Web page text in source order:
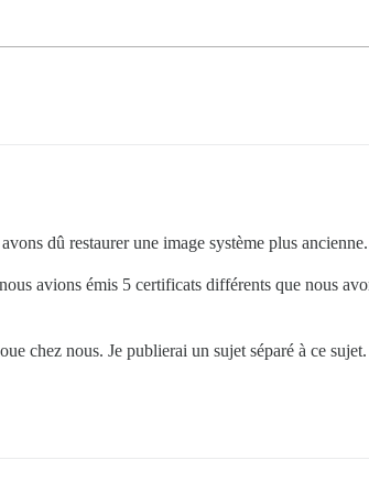
dû restaurer une image système plus ancienne.
avions émis 5 certificats différents que nous
chez nous. Je publierai un sujet séparé à ce sujet.